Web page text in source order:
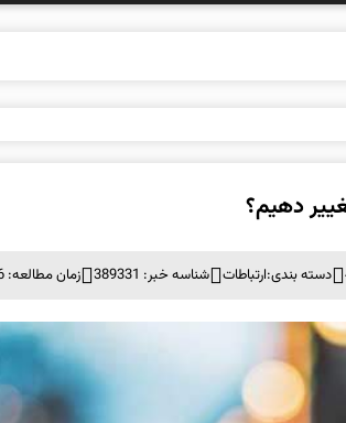
دهیم؟
دسته بندی:ارتباطات شناسه خبر: 389331 زمان مطالعه: 6 دقیقه